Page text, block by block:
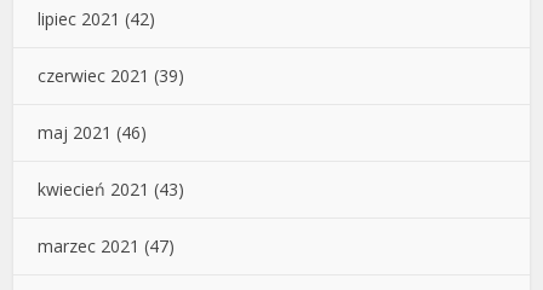
lipiec 2021 (42)
czerwiec 2021 (39)
maj 2021 (46)
kwiecień 2021 (43)
marzec 2021 (47)